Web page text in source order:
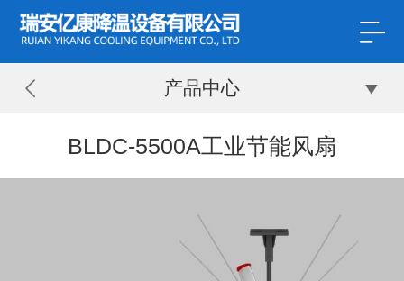
产品中心
BLDC-5500A工业节能风扇